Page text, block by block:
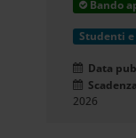
Bando
Studenti
Data
2026